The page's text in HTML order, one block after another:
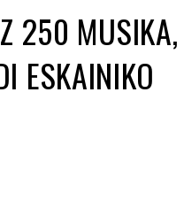
250 MUSIKA,
ESKAINIKO